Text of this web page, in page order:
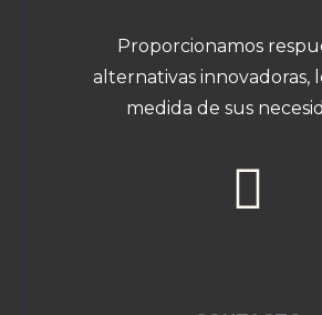
Proporcionamos
alternativas innovadoras,
medida de sus